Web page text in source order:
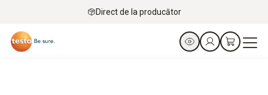
Direct de la producător